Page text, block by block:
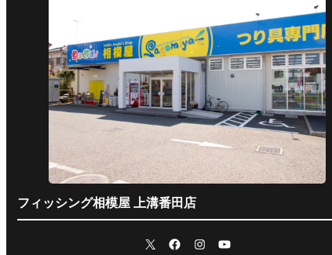
フィッシング相模屋 上溝番田店